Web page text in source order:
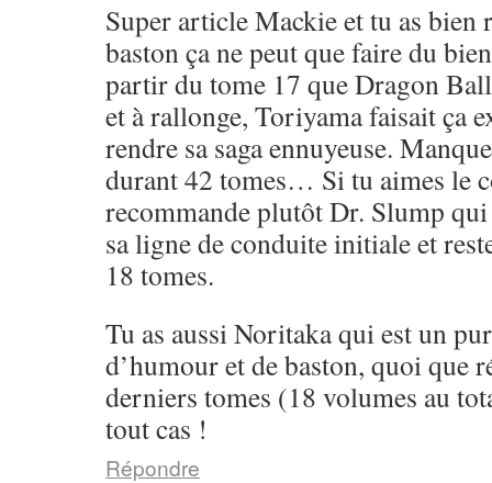
Super article Mackie et tu as bien
baston ça ne peut que faire du
partir du tome 17 que Dragon
et à rallonge, Toriyama faisait ça
rendre sa saga ennuyeuse.
durant 42 tomes… Si tu aimes le
recommande plutôt Dr. Slump qui
sa ligne de conduite initiale et
18 tomes.
Tu as aussi Noritaka qui est un
d’humour et de baston, quoi que
derniers tomes (18 volumes au
tout cas !
Répondre